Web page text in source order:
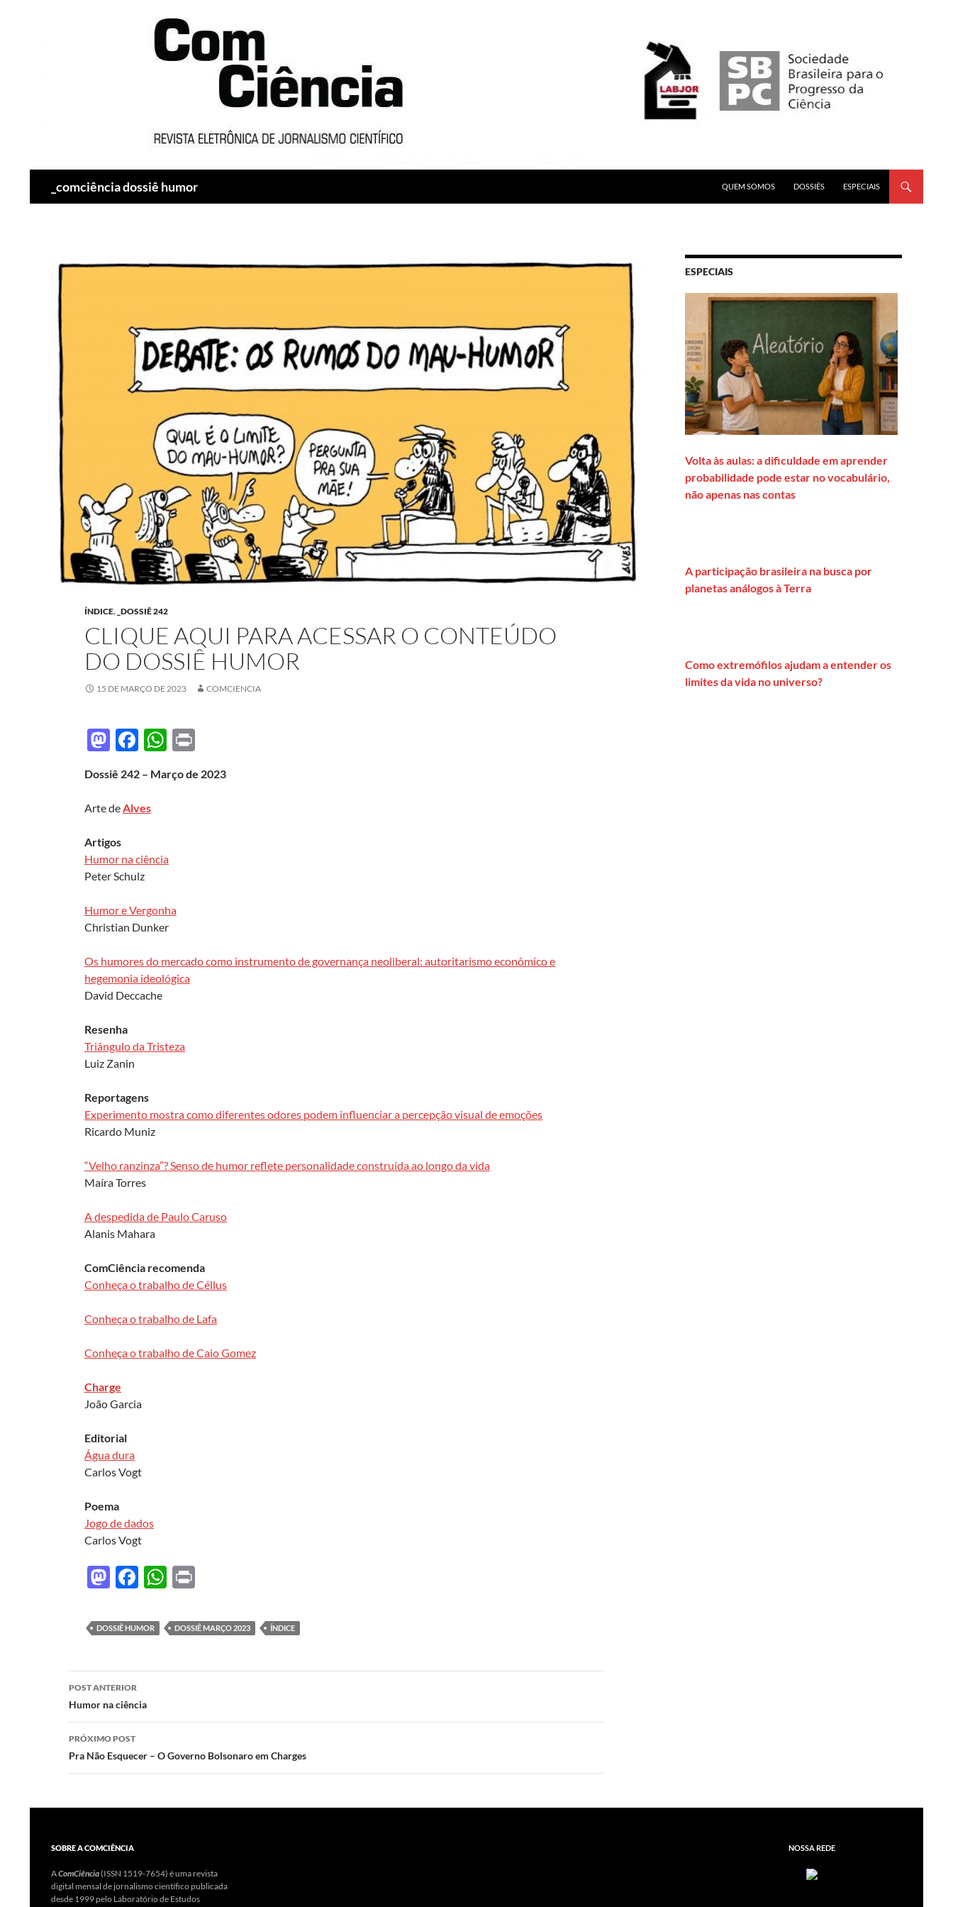
_comciência dossiê humor
QUEM SOMOS
DOSSIÊS ESPECIAIS
ÍNDICE, _DOSSIÊ 242
CLIQUE AQUI PARA ACESSAR O CONTEÚDO
DO DOSSIÊ HUMOR
15 DE MARÇO DE 2023 COMCIENCIA
M
to
d
n
F
e
b
o
k
W
at
p
nt
Dossiê 242 – Março de 2023
Arte de Alves
Artigos
Humor na ciência
Peter Schulz
Humor e Vergonha
Christian Dunker
Os humores do mercado como instrumento de governança neoliberal: autoritarismo econômico e
hegemonia ideológica
David Deccache
Resenha
Triângulo da Tristeza
Luiz Zanin
Reportagens
Experimento mostra como diferentes odores podem influenciar a percepção visual de emoções
Ricardo Muniz
“Velho ranzinza”? Senso de humor reflete personalidade construída ao longo da vida
Maíra Torres
A despedida de Paulo Caruso
Alanis Mahara
ComCiência recomenda
Conheça o trabalho de Céllus
Conheça o trabalho de Lafa
Conheça o trabalho de Caio Gomez
Charge
João Garcia
Editorial
Água dura
Carlos Vogt
Poema
Jogo de dados
Carlos Vogt
M
to
d
o
n
F
e
b
o
k
W
at
s
A
nt
DOSSIÊ HUMOR DOSSIÊ MARÇO 2023 ÍNDICE
Navegação
de
posts
POST ANTERIOR
Humor na ciência
PRÓXIMO POST
Pra Não Esquecer – O Governo Bolsonaro em Charges
ESPECIAIS
Volta às aulas: a dificuldade em aprender
probabilidade pode estar no vocabulário,
não apenas nas contas
A participação brasileira na busca por
planetas análogos à Terra
Como extremófilos ajudam a entender os
limites da vida no universo?
SOBRE A COMCIÊNCIA
AComCiência(ISSN 1519-7654) é uma revista
digital mensal de jornalismo científico publicada
desde 1999 pelo Laboratório de Estudos
NOSSA REDE